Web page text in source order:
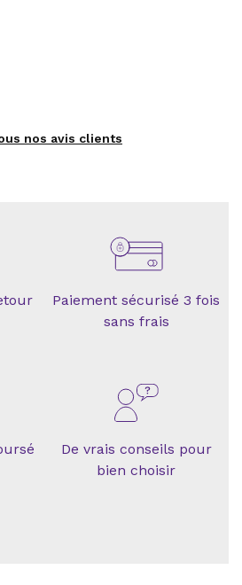
nos avis clients
Paiement sécurisé 3 fois
sans frais
De vrais conseils pour
bien choisir